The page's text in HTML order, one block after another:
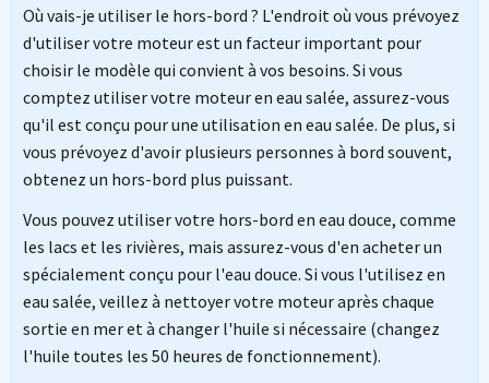
Où vais-je utiliser le hors-bord ? L'endroit où vous prévoyez
d'utiliser votre moteur est un facteur important pour
choisir le modèle qui convient à vos besoins. Si vous
comptez utiliser votre moteur en eau salée, assurez-vous
qu'il est conçu pour une utilisation en eau salée. De plus, si
vous prévoyez d'avoir plusieurs personnes à bord souvent,
obtenez un hors-bord plus puissant.
Vous pouvez utiliser votre hors-bord en eau douce, comme
les lacs et les rivières, mais assurez-vous d'en acheter un
spécialement conçu pour l'eau douce. Si vous l'utilisez en
eau salée, veillez à nettoyer votre moteur après chaque
sortie en mer et à changer l'huile si nécessaire (changez
l'huile toutes les 50 heures de fonctionnement).